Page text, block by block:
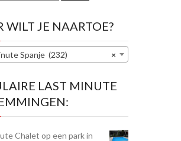
WILT JE NAARTOE?
×
Spanje (232)
LAST MINUTE
Chalet op een park in